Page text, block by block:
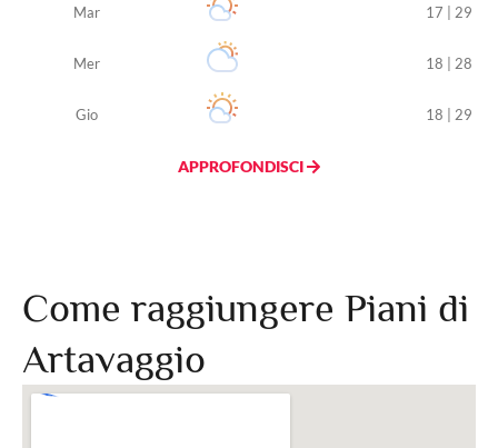
Mar 17 | 29
Mer 18 | 28
Gio 18 | 29
APPROFONDISCI
Come raggiungere Piani di
Artavaggio